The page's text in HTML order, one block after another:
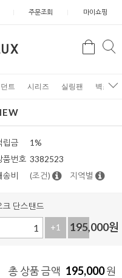
주문조회 마이쇼핑
검
트 시리즈 실링팬 벽조명
립금
1%
품번호 3382523
송비
(조건) 지역별
크 단스탠드
+1 -1
195,000원
총 상품 금액 195,000원